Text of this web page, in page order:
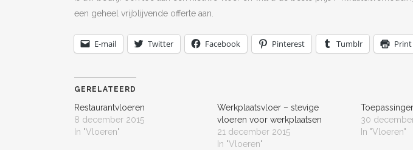
een geheel vrijblijvende offerte aan.
E-mail Twitter Facebook Pinterest Tumblr Print
GERELATEERD
Restaurantvloeren
8 december 2015
In "Vloeren"
Werkplaatsvloer – stevige
vloeren voor werkplaatsen
21 december 2015
In "Vloeren"
30
In "Vloeren"